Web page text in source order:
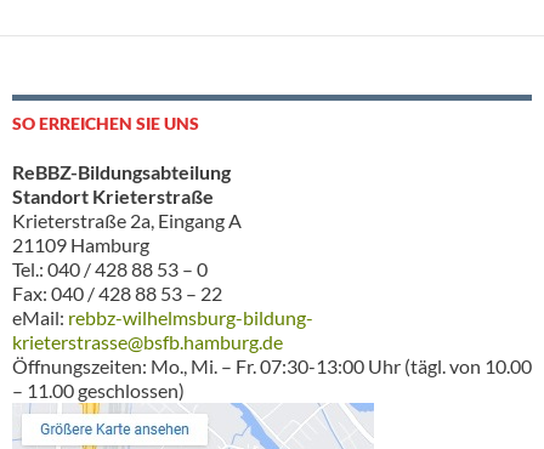
SO ERREICHEN SIE UNS
ReBBZ-Bildungsabteilung
Standort Krieterstraße
Krieterstraße 2a, Eingang A
21109 Hamburg
Tel.: 040 / 428 88 53 – 0
Fax: 040 / 428 88 53 – 22
eMail: rebbz-wilhelmsburg-bildung-
krieterstrasse@bsfb.hamburg.de
Öffnungszeiten: Mo., Mi. – Fr. 07:30-13:00 Uhr (tägl. von 10.00
– 11.00 geschlossen)